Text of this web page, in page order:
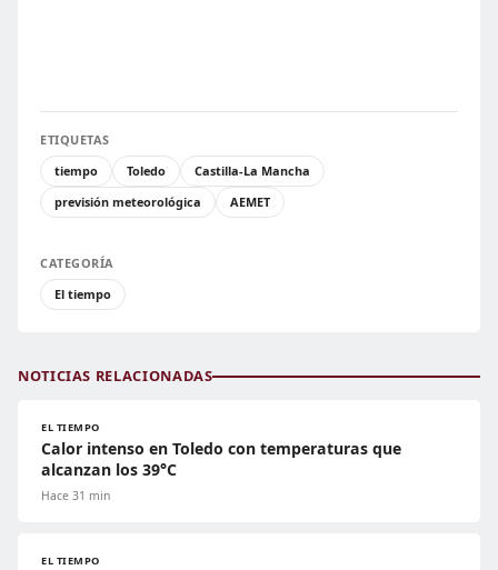
ETIQUETAS
tiempo
Toledo
Castilla-La Mancha
previsión meteorológica
AEMET
CATEGORÍA
El tiempo
NOTICIAS RELACIONADAS
EL TIEMPO
Calor intenso en Toledo con temperaturas que
alcanzan los 39°C
Hace 31 min
EL TIEMPO